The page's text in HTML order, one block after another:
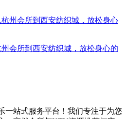
会所到西安纺织城，放松身心的
一站式服务平台！我们专注于为您